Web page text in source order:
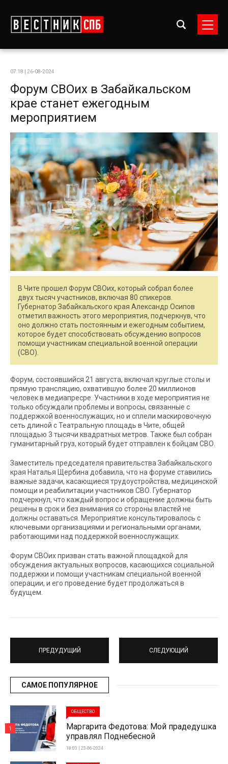
07:18 | 26-08-2024
Форум СВОих в Забайкальском
крае станет ежегодным
мероприятием
В Чите прошел Форум СВОих, который собрал более
двух тысяч участников, включая 80 спикеров.
Губернатор Забайкальского края Александр Осипов
отметил важность этого мероприятия, подчеркнув, что
оно должно стать постоянным и ежегодным событием,
которое будет способствовать обсуждению вопросов
помощи участникам специальной военной операции
(СВО).
Форум, состоявшийся 21 августа, включал круглые столы и
прямую трансляцию, охватившую более 20 миллионов
человек в медиапресре. Участники в ходе мероприятия не
только обсуждали проблемы и вопросы, связанные с
поддержкой военнослужащих, но и сплели маскировочную
сеть длиной с Театральную площадь в Чите, общей
площадью 3 тысячи квадратных метров. Также был собран
гуманитарный груз, который будет отправлен к бойцам СВО.
Заместитель председателя правительства Забайкальского
края Наталья Щербина добавила, что на форуме ставились
важные задачи, касающиеся трудоустройства, медицинской
помощи и реабилитации участников СВО. Губернатор
подчеркнул, что каждый вопрос и обращение должны быть
решены в срок и без внимания со стороны властей не
должны оставаться. Мероприятие консультировалось с
ключевыми организациями и региональными органами,
работающими над поддержкой военнослужащих.
Форум СВОих призван стать важной площадкой для
обсуждения актуальных вопросов, касающихся социальной
поддержки и помощи участникам специальной военной
операции, и его проведение будет продолжаться в
будущем.
ПРЕДУДУЩИЙ СЛЕДУЮЩИЙ
САМОЕ ПОПУЛЯРНОЕ
ОБЩЕСТВО
Маргарита Федотова: Мой прадедушка
управлял Поднебесной
18:03 | 23-06-2024
1